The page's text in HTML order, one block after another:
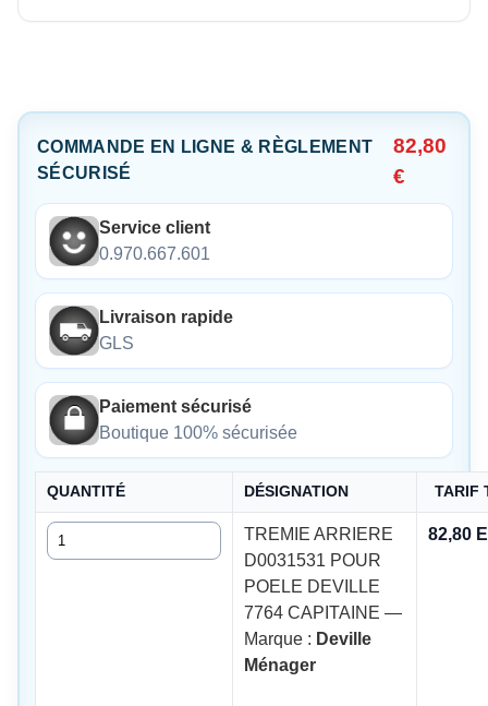
COMMANDE EN LIGNE & RÈGLEMENT
SÉCURISÉ
82,80
€
Service client
0.970.667.601
Livraison rapide
GLS
Paiement sécurisé
Boutique 100% sécurisée
QUANTITÉ DÉSIGNATION TARIF
Quantité
TREMIE ARRIERE
D0031531 POUR
POELE DEVILLE
7764 CAPITAINE —
Marque : Deville
Ménager
82,80